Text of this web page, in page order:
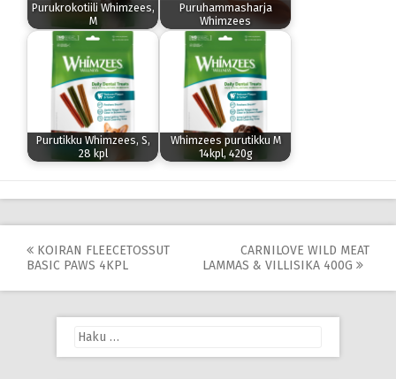
Purukrokotiili Whimzees,
M
Puruhammasharja
Whimzees
Purutikku Whimzees, S,
28 kpl
Whimzees purutikku M
14kpl, 420g
Post
KOIRAN FLEECETOSSUT
BASIC PAWS 4KPL
CARNILOVE WILD MEAT
LAMMAS & VILLISIKA 400G
Haku: